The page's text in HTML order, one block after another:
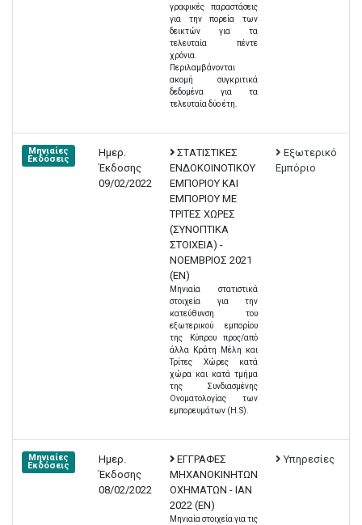
γραφικές παραστάσεις
για την πορεία των
δεικτών για τα
τελευταία πέντε
χρόνια.
Περιλαμβάνονται
ακομή συγκριτικά
δεδομένα για τα
τελευταία δύο έτη.
Μηνιαίες
Εκδόσεις
Ημερ.
Έκδοσης
09/02/2022
ΣΤΑΤΙΣΤΙΚΕΣ
ΕΝΔΟΚΟΙΝΟΤΙΚΟΥ
ΕΜΠΟΡΙΟΥ ΚΑΙ
ΕΜΠΟΡΙΟΥ ΜΕ
ΤΡΙΤΕΣ ΧΩΡΕΣ
(ΣΥΝΟΠΤΙΚΑ
ΣΤΟΙΧΕΙΑ) -
ΝΟΕΜΒΡΙΟΣ 2021
(EN)
Μηνιαία στατιστικά
στοιχεία για την
κατεύθυνση του
εξωτερικού εμπορίου
της Κύπρου προς/από
άλλα Κράτη Μέλη και
Τρίτες Χώρες κατά
χώρα και κατά τμήμα
της Συνδιασμένης
Ονοματολογίας των
εμπορευμάτων (H.S).
Εξωτερικό
Εμπόριο
Μηνιαίες
Εκδόσεις
Ημερ.
Έκδοσης
08/02/2022
ΕΓΓΡΑΦΕΣ
ΜΗΧΑΝΟΚΙΝΗΤΩΝ
ΟΧΗΜΑΤΩΝ - ΙΑΝ
2022 (EN)
Μηνιαία στοιχεία για τις
Υπηρεσίες